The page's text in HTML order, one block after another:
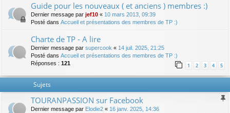
Guide pour les nouveaux ( et anciens ) membres :)
Dernier message par jef10 « 10 mars 2013, 09:39
Posté dans Accueil et présentations des membres de TP :)
Charte de TP - A lire
Dernier message par supercook « 14 juil. 2025, 21:25
Posté dans Accueil et présentations des membres de TP :)
Réponses : 121 1 2 3 4 5
Sujets
TOURANPASSION sur Facebook
Dernier message par Elodie2 « 16 janv. 2025, 14:36